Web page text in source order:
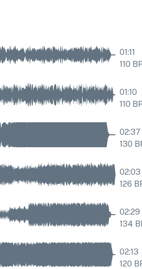
01:11
110
01:10
110
02:37
130
02:03
126
02:29
134
02:13
120